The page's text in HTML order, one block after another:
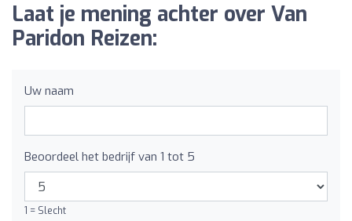
Laat je mening achter over Van
Paridon Reizen:
Uw naam
Beoordeel het bedrijf van 1 tot 5
1 = Slecht